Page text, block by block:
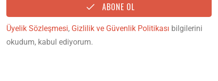
ABONE OL
Üyelik Sözleşmesi, Gizlilik ve Güvenlik Politikası bilgilerini
okudum, kabul ediyorum.